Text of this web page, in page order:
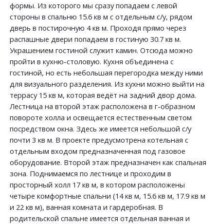
формы. Из которого мы сразу попадаем с левой
стороны в спальню 15.6 кв м с отдельным с/у, рядом
дверь в постирочную 4 кв м. Проходя прямо через
распашные двери попадаем в гостиную 30.7 кв м.
Украшением гостиной служит камин. Отсюда можно
пройти в кухню-столовую. Кухня объединена с
гостиной, но есть небольшая перегородка между ними
для визуального разделения. Из кухни можно выйти на
террасу 15 кв м, которая ведёт на задний двор дома.
Лестница на второй этаж расположена в г-образном
повороте холла и освещается естественным светом
посредством окна. Здесь же имеется небольшой с/у
почти 3 кв м. В проекте предусмотрена котельная с
отдельным входом предназначенная под газовое
оборудование. Второй этаж предназначен как спальная
зона. Поднимаемся по лестнице и проходим в
просторный холл 17 кв м, в котором расположены
четыре комфортные спальни (14 кв м, 15.6 кв м, 17.9 кв м
и 22 кв м), ванная комната и гардеробная. В
родительской спальне имеется отдельная ванная и